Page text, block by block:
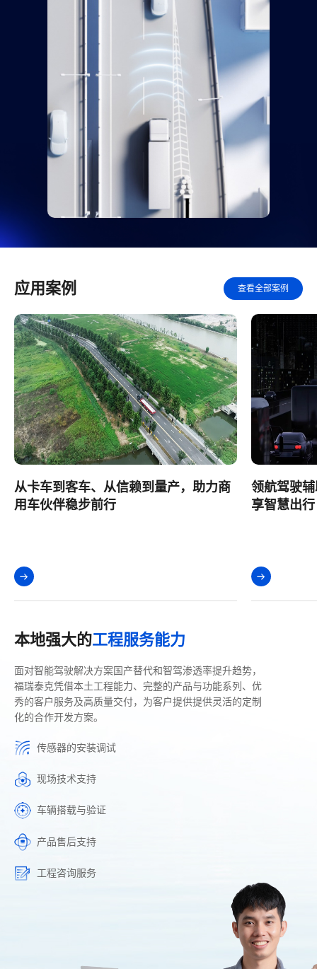
应用案例 查看全部案例
领航驾驶辅助已开启，安全、舒适，畅
享智慧出行
从卡车到
用车伙伴
本地强大的工程服务能力
面对智能驾驶解决方案国产替代和智驾渗透率提升趋势，
福瑞泰克凭借本土工程能力、完整的产品与功能系列、优
秀的客户服务及高质量交付，为客户提供提供灵活的定制
化的合作开发方案。
传感器的安装调试
现场技术支持
车辆搭载与验证
产品售后支持
工程咨询服务